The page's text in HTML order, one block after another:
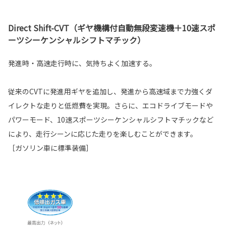
Direct Shift-CVT（ギヤ機構付自動無段変速機＋10速スポ
ーツシーケンシャルシフトマチック）
発進時・高速走行時に、気持ちよく加速する。
従来のCVTに発進用ギヤを追加し、発進から高速域まで力強くダ
イレクトな走りと低燃費を実現。さらに、エコドライブモードや
パワーモード、10速スポーツシーケンシャルシフトマチックなど
により、走行シーンに応じた走りを楽しむことができます。
［ガソリン車に標準装備］